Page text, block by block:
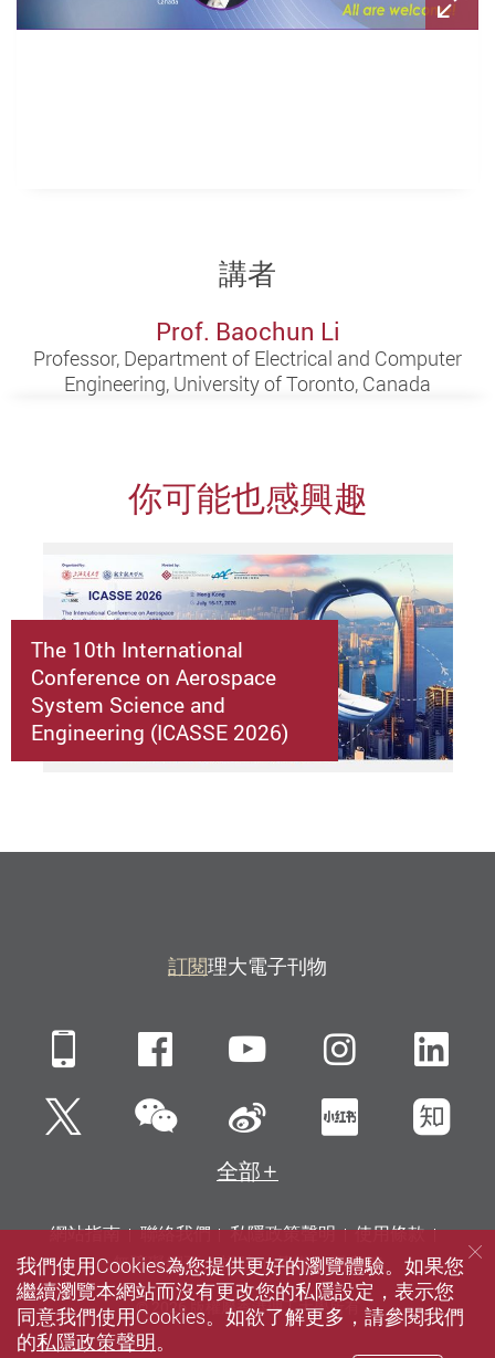
講者
Prof. Baochun Li
Professor, Department of Electrical and Computer
Engineering, University of Toronto, Canada
你可能也感興趣
The 10th International
Conference on Aerospace
System Science and
Engineering (ICASSE 2026)
訂閱理大電子刊物
Mobile FacebookYouTube
Twitter微信 新浪微博小紅書知
全部
網站指南 聯絡我們 私隱政策聲明
使用條款
無障礙網頁
招聘 傳媒 圖書館
© 2026 版權屬香港理工大學所有
我們使用Cookies為您提供更好的瀏覽體驗。如果您
繼續瀏覽本網站而沒有更改您的私隱設定，表示您
同意我們使用Cookies。如欲了解更多，請參閱我們
的私隱政策聲明。